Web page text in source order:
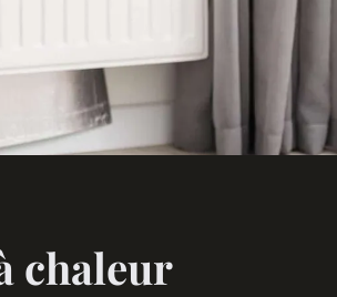
chaleur